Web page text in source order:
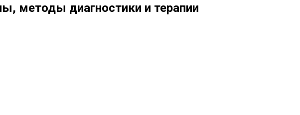
методы диагностики и терапии